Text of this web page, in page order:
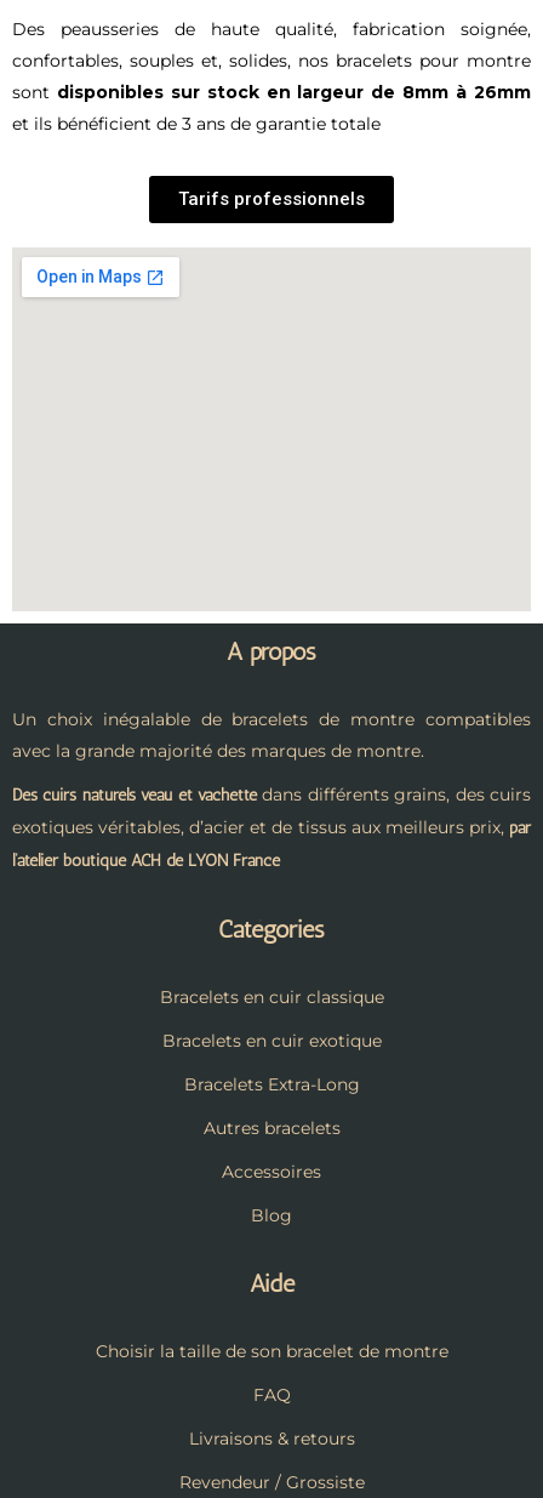
Des peausseries de haute qualité, fabrication soignée,
confortables, souples et, solides, nos bracelets pour montre
sont disponibles sur stock en largeur de 8mm à 26mm
et ils bénéficient de 3 ans de garantie totale
Tarifs professionnels
A propos
Un choix inégalable de bracelets de montre compatibles
avec la grande majorité des marques de montre.
Des cuirs naturels veau et vachettedans différents grains, des cuirs
exotiques véritables, d’acier et de tissus aux meilleurs prix, par
l’atelier boutique ACH de LYON France
Catégories
Bracelets en cuir classique
Bracelets en cuir exotique
Bracelets Extra-Long
Autres bracelets
Accessoires
Blog
Aide
Choisir la taille de son bracelet de montre
FAQ
Livraisons & retours
Revendeur / Grossiste